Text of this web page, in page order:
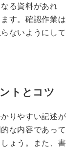
る資料があれ
す。確認作業は
ないようにして
トとコツ
りやすい記述が
な内容であって
ょう。また、書